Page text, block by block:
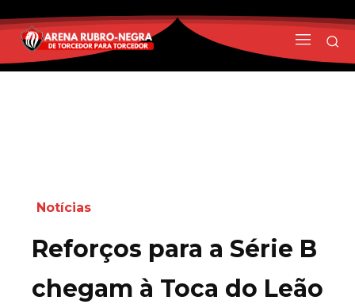
Notícias
Reforços para a Série B
chegam à Toca do Leão